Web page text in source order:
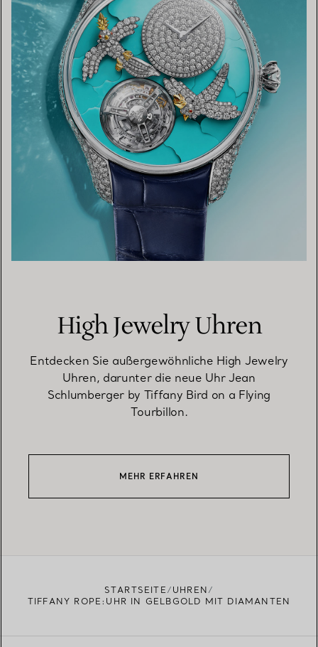
High Jewelry Uhren
Entdecken Sie außergewöhnliche High Jewelry
Uhren, darunter die neue Uhr Jean
Schlumberger by Tiffany Bird on a Flying
Tourbillon.
MEHR ERFAHREN
STARTSEITE
UHREN
TIFFANY ROPE:UHR IN GELBGOLD MIT DIAMANTEN